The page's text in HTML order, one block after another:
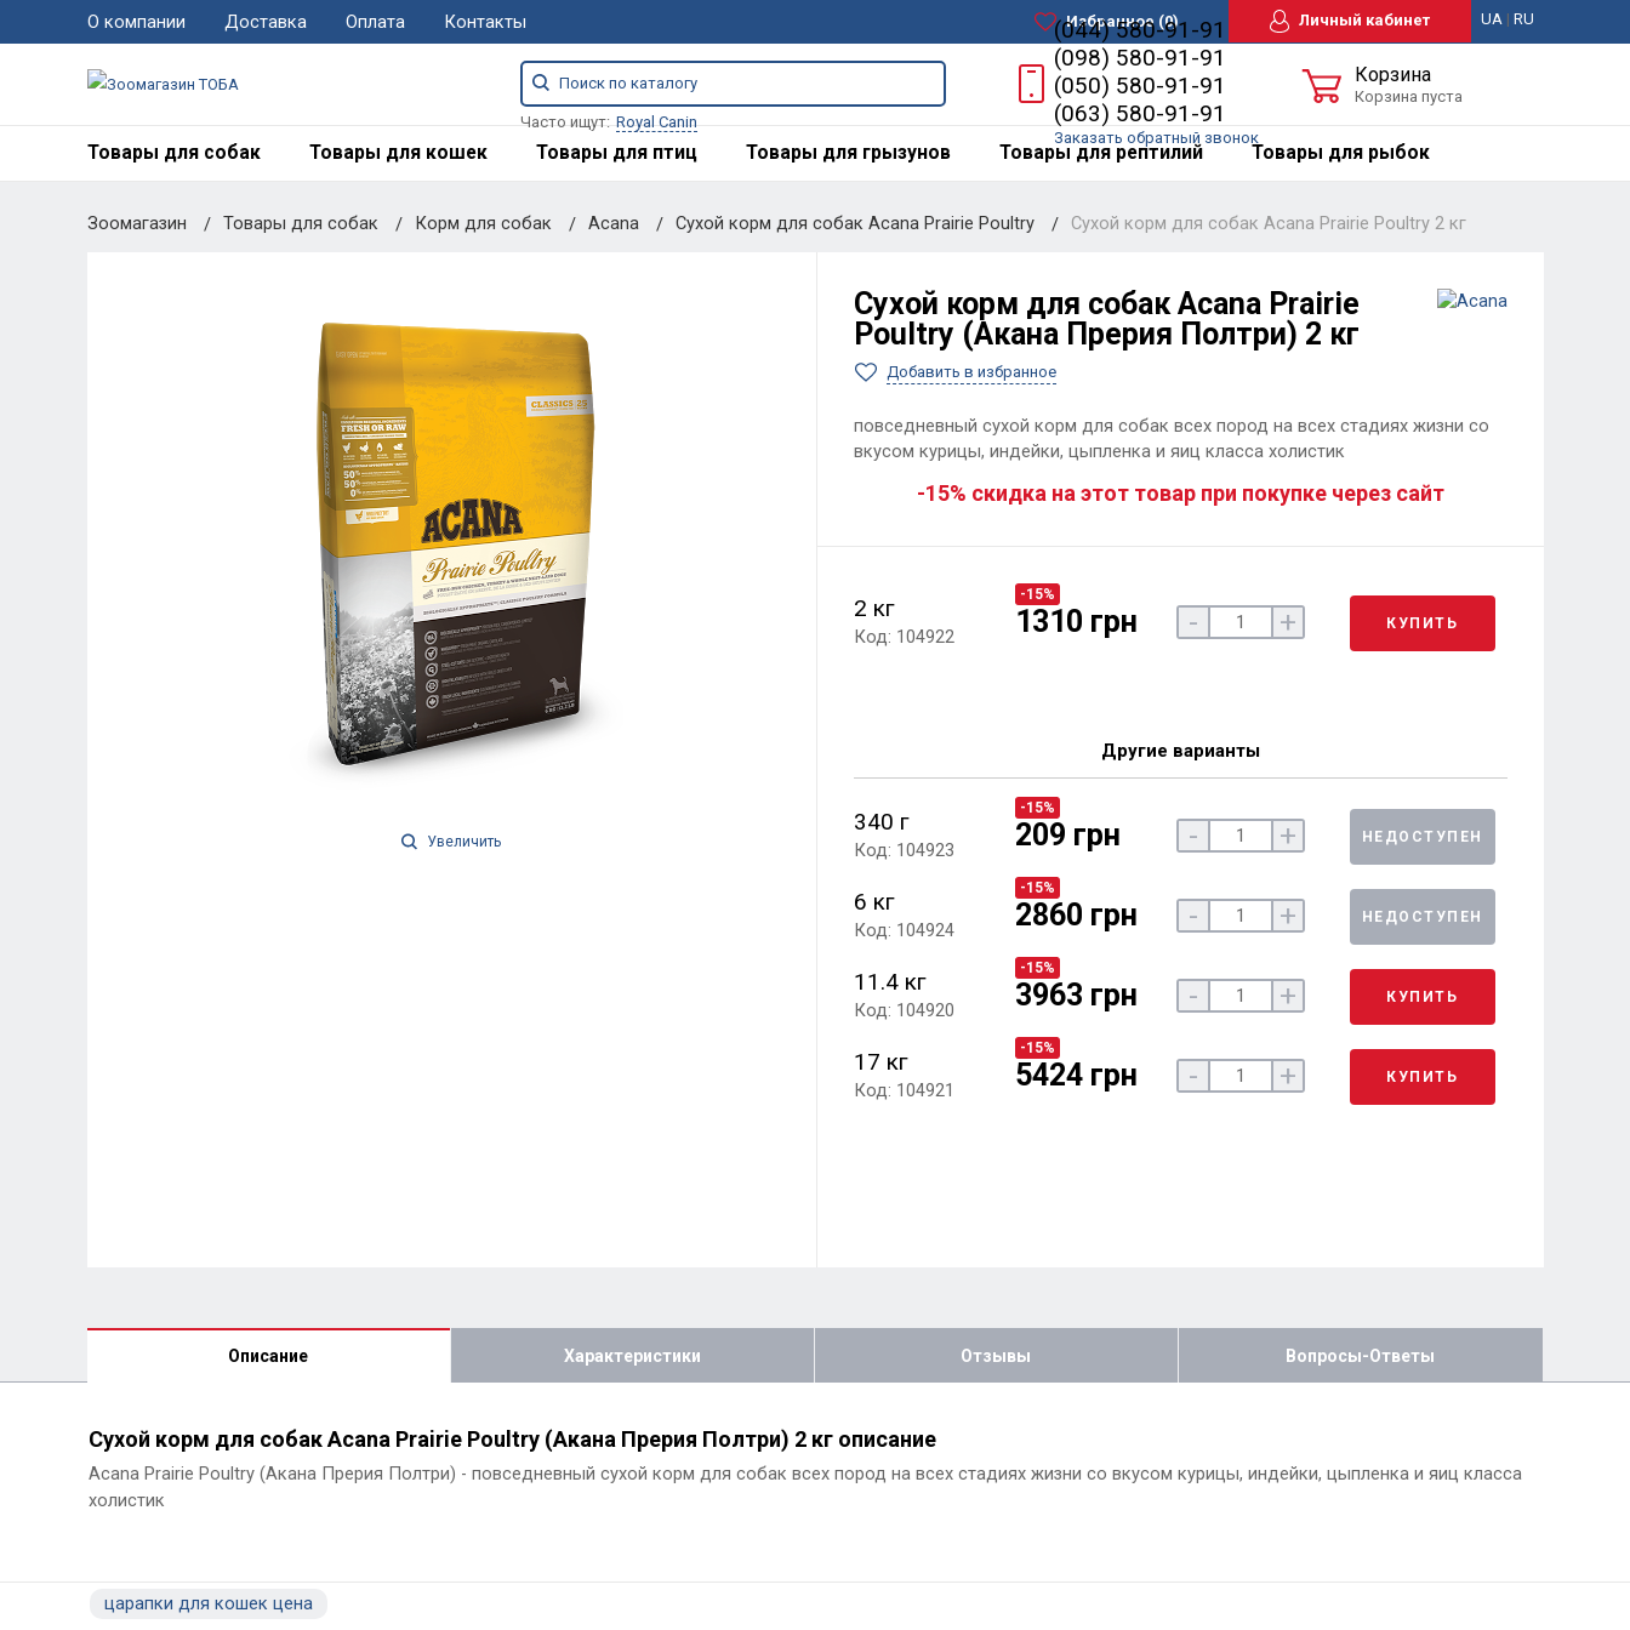
О компании Доставка Оплата Контакты Избранное(0) Личный кабинет UA| RU
Часто ищут: Royal Canin
(044) 580-91-91
(098) 580-91-91
(050) 580-91-91
(063) 580-91-91
Заказать обратный звонок
Корзина
Корзина пуста
Товары для собак Товары для кошек Товары для птиц Товары для грызунов Товары для рептилий Товары для рыбок
Зоомагазин Товары для собак Корм для собак Acana Сухой корм для собак Acana Prairie Poultry Сухой корм для собак Acana Prairie Poultry 2 кг
Увеличить
Сухой корм для собак Acana Prairie
Poultry (Акана Прерия Полтри) 2 кг
Добавить в избранное
повседневный сухой корм для собак всех пород на всех стадиях жизни со
вкусом курицы, индейки, цыпленка и яиц класса холистик
-15% скидка на этот товар при покупке через сайт
2 кг
Код: 104922
-15%
1310 грн - + КУПИТЬ
Другие варианты
340 г
Код: 104923
-15%
209 грн - + НЕДОСТУПЕН
6 кг
Код: 104924
-15%
2860 грн - + НЕДОСТУПЕН
11.4 кг
Код: 104920
-15%
3963 грн - + КУПИТЬ
17 кг
Код: 104921
-15%
5424 грн - + КУПИТЬ
Описание Характеристики Отзывы Вопросы-Ответы
Сухой корм для собак Acana Prairie Poultry (Акана Прерия Полтри) 2 кг описание
Acana Prairie Poultry (Акана Прерия Полтри) - повседневный сухой корм для собак всех пород на всех стадиях жизни со вкусом курицы, индейки, цыпленка и яиц класса
холистик
царапки для кошек цена